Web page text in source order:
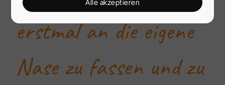
erstmal an die eigene
Nase zu fassen und zu
Alle akzeptieren